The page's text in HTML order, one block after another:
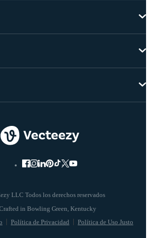
LLC Todos los derechos reservados
Política de Privacidad Política de Uso Justo